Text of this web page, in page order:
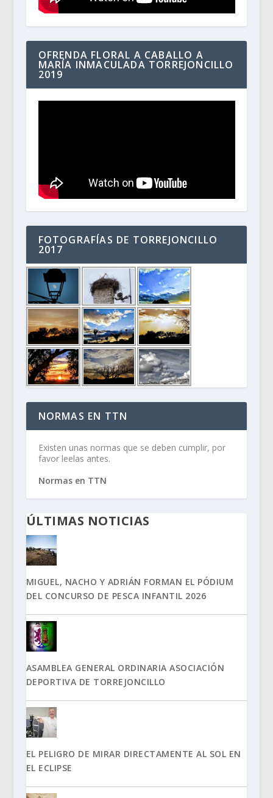
OFRENDA FLORAL A CABALLO A
MARÍA INMACULADA TORREJONCILLO
2019
FOTOGRAFÍAS DE TORREJONCILLO
2017
NORMAS EN TTN
Existen unas normas que se deben cumplir, por
favor leelas antes.
Normas en TTN
ÚLTIMAS NOTICIAS
MIGUEL, NACHO Y ADRIÁN FORMAN EL PÓDIUM
DEL CONCURSO DE PESCA INFANTIL 2026
ASAMBLEA GENERAL ORDINARIA ASOCIACIÓN
DEPORTIVA DE TORREJONCILLO
EL PELIGRO DE MIRAR DIRECTAMENTE AL SOL EN
EL ECLIPSE